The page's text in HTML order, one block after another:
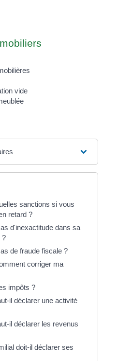
vide
sanctions si vous
retard ?
d'inexactitude dans sa
?
de fraude fiscale ?
corriger ma
impôts ?
il déclarer une activité
il déclarer les revenus
doit-il déclarer ses